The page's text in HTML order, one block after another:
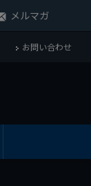
メルマガ
お問い合わせ